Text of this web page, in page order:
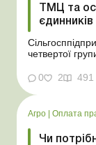
ТМЦ та
четвертої
товарів,
основних
надлишки при
0 2 491
Агро | Оплата
Чи